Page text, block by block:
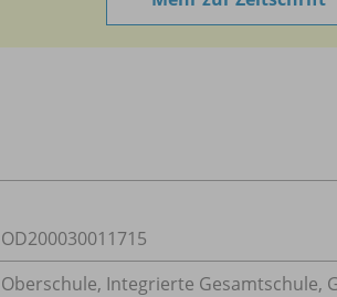
OD200030011715
Oberschule, Integrierte Gesamtschule,